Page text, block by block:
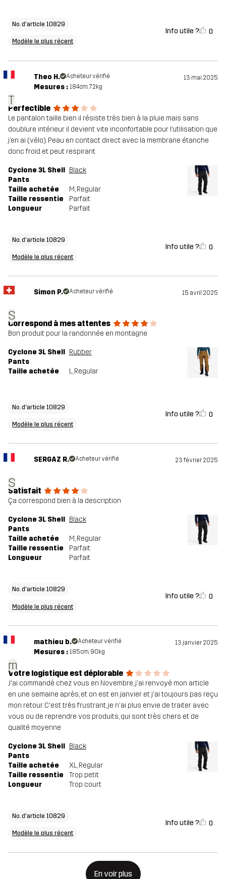
No. d'article 10829
Modèle le plus récent
Info utile ? 0
T
Theo H. Acheteur vérifié 13 mai 2025
Mesures : 184cm, 72kg
Perfectible
Le pantalon taille bien il résiste très bien à la pluie mais sans
doublure intérieur il devient vite inconfortable pour l’utilisation que
j’en ai (vélo). Peau en contact direct avec la membrane étanche
donc froid et peut respirant.
Cyclone 3L Shell
Pants
Black
Taille achetée M, Regular
Taille ressentie
Parfait
Longueur
Parfait
No. d'article 10829
Modèle le plus récent
Info utile ? 0
S
Simon P. Acheteur vérifié 15 avril 2025
Correspond à mes attentes
Bon produit pour la randonnée en montagne
Cyclone 3L Shell
Pants
Rubber
Taille achetée L, Regular
No. d'article 10829
Modèle le plus récent
Info utile ? 0
S
SERGAZ R. Acheteur vérifié 23 février 2025
Satisfait
Ça correspond bien à la description
Cyclone 3L Shell
Pants
Black
Taille achetée M, Regular
Taille ressentie
Parfait
Longueur
Parfait
No. d'article 10829
Modèle le plus récent
Info utile ? 0
m
mathieu b. Acheteur vérifié 13 janvier 2025
Mesures : 185cm, 90kg
Votre logistique est déplorable
J'ai commandé chez vous en Novembre, j'ai renvoyé mon article
en une semaine après, et on est en janvier et j'ai toujours pas reçu
mon retour. C'est très frustrant, je n'ai plus envie de traiter avec
vous ou de reprendre vos produits, qui sont très chers et de
qualité moyenne
Cyclone 3L Shell
Pants
Black
Taille achetée XL, Regular
Taille ressentie
Trop petit
Longueur
Trop court
No. d'article 10829
Modèle le plus récent
Info utile ? 0
En voir plus